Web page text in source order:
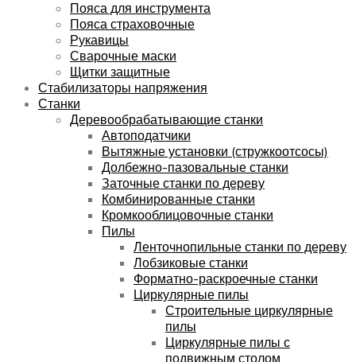
Пояса для инструмента
Пояса страховочные
Рукавицы
Сварочные маски
Щитки защитные
Стабилизаторы напряжения
Станки
Деревообрабатывающие станки
Автоподатчики
Вытяжные установки (стружкоотсосы)
Долбежно-пазовальные станки
Заточные станки по дереву
Комбинированные станки
Кромкооблицовочные станки
Пилы
Ленточнопильные станки по дереву
Лобзиковые станки
Форматно-раскроечные станки
Циркулярные пилы
Строительные циркулярные
пилы
Циркулярные пилы с
подвижным столом